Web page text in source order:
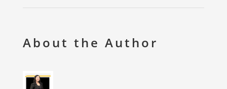
About the Author